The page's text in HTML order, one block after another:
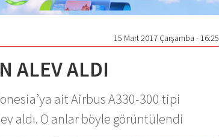
15 Mart 2017 Çarşamba - 16:25
ALEV ALDI
ait Airbus A330-300 tipi
aldı. O anlar böyle görüntülendi